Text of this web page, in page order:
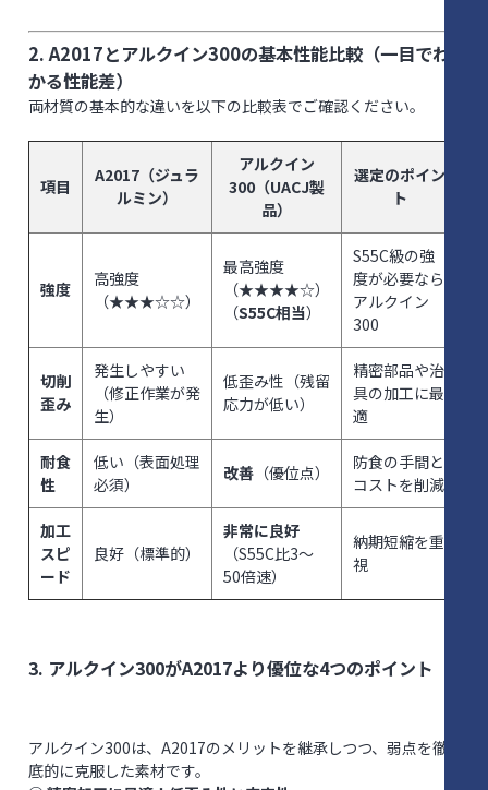
2. A2017とアルクイン300の基本性能比較（一目でわ
かる性能差）
両材質の基本的な違いを以下の比較表でご確認ください。
項目
A2017（ジュラ
ルミン）
アルクイン
300（UACJ製
品）
選定のポイン
ト
強度
高強度
（★★★☆☆）
最高強度
（★★★★☆）
（S55C相当）
S55C級の強
度が必要なら
アルクイン
300
切削
歪み
発生しやすい
（修正作業が発
生）
低歪み性（残留
応力が低い）
精密部品や治
具の加工に最
適
耐食
性
低い（表面処理
必須）
改善（優位点）
防食の手間と
コストを削減
加工
スピ
ード
良好（標準的）
非常に良好
（S55C比3〜
50倍速）
納期短縮を重
視
3. アルクイン300がA2017より優位な4つのポイント
アルクイン300は、A2017のメリットを継承しつつ、弱点を徹
底的に克服した素材です。